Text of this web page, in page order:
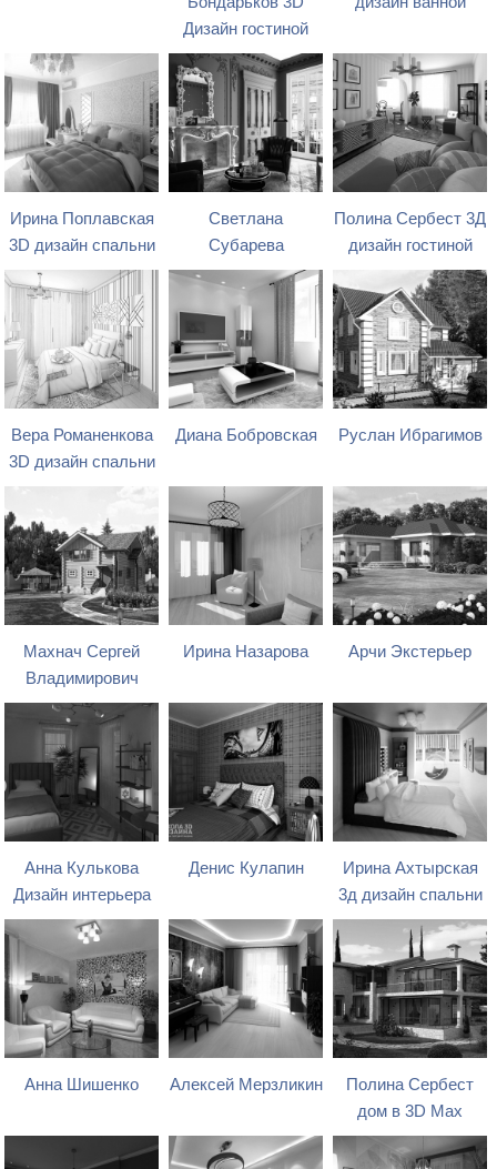
Дизайн гостиной
Ирина Поплавская
3D дизайн спальни
Светлана
Субарева
Полина Сербест 3Д
дизайн гостиной
Вера Романенкова
3D дизайн спальни
Диана Бобровская Руслан Ибрагимов
Махнач Сергей
Владимирович
Ирина Назарова Арчи Экстерьер
Анна Кулькова
Дизайн интерьера
Денис Кулапин
Ирина Ахтырская
3д дизайн спальни
Анна Шишенко Алексей Мерзликин
Полина Сербест
дом в 3D Max